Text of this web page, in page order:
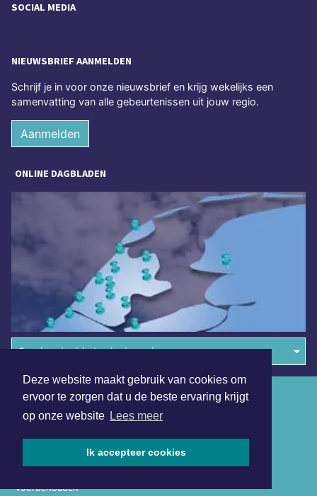
Deze website maakt gebruik van cookies om
ervoor te zorgen dat u de beste ervaring krijgt
op onze website Lees meer
Ik accepteer cookies
SOCIAL MEDIA
NIEUWSBRIEF AANMELDEN
Schrijf je in voor onze nieuwsbrief en krijg wekelijks een
samenvatting van alle gebeurtenissen uit jouw regio.
Aanmelden
ONLINE DAGBLADEN
Overige dagbladen in de regio
voorbehouden
Algemene voorwaarden
Disclaimer